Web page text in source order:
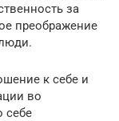
за
преображение
к себе и
во
себе